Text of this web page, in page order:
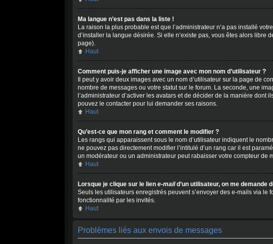
Ma langue n’est pas dans la liste !
La raison la plus probable est que l’administrateur n’a pas installé
d’installer la langue désirée. Si elle n’existe pas, vous êtes alors libre
page).
Haut
Comment puis-je afficher une image avec mon nom d’utilisateur ?
Il peut y avoir deux images avec un nom d’utilisateur sur la page de
nombre de messages ou votre statut sur le forum. La seconde, une
l’administrateur d’activer les avatars et de décider de la manière dont
pouvez le contacter pour lui demander ses raisons.
Haut
Qu’est-ce que mon rang et comment le modifier ?
Les rangs qui apparaissent sous le nom d’utilisateur indiquent le
ne pouvez pas directement modifier l’intitulé d’un rang car il est
un modérateur ou un administrateur peut rabaisser votre compteur de
Haut
Lorsque je clique sur le lien e-maild’un utilisateur, on me demande
Seuls les utilisateurs enregistrés peuvent s’envoyer des e-mails via
fonctionnalité par les invités.
Haut
Problèmes liés aux envois de messages